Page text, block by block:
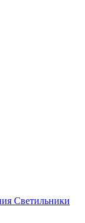
Светильники